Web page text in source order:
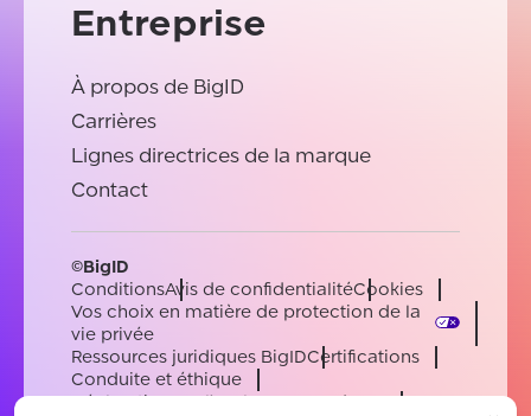
Entreprise
À propos de BigID
Carrières
Lignes directrices de la marque
Contact
©BigID
ConditionsAvis de confidentialitéCookies
Vos choix en matière de protection de la
vie privée
Ressources juridiques BigIDCertifications
Conduite et éthique
Déclaration sur l'esclavage moderne